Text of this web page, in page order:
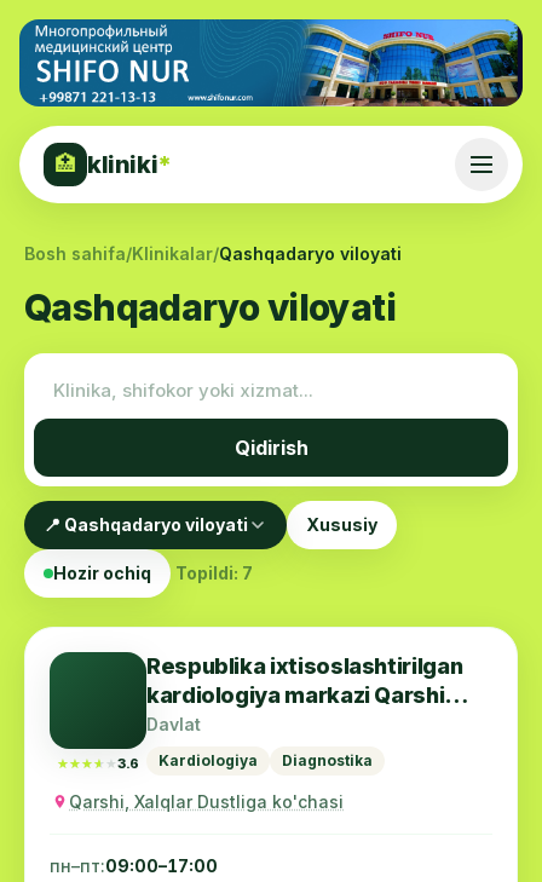
🏥 kliniki*
Bosh sahifa/Klinikalar/Qashqadaryo viloyati
Qashqadaryo viloyati
Qidirish
📍 Qashqadaryo viloyati Xususiy
Hozir ochiq Topildi: 7
★★★★★
★★★★★3.6
Respublika ixtisoslashtirilgan
kardiologiya markazi Qarshi
filiali
Davlat
Kardiologiya Diagnostika
Qarshi, Xalqlar Dustliga ko'chasi
пн–пт:09:00–17:00